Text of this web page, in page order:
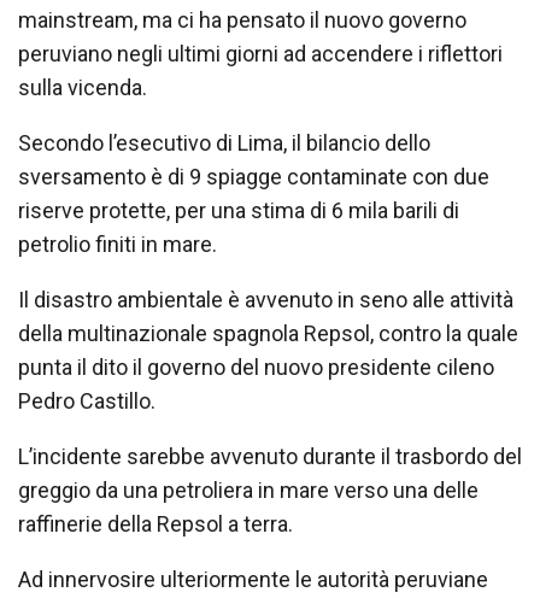
mainstream, ma ci ha pensato il nuovo governo
peruviano negli ultimi giorni ad accendere i riflettori
sulla vicenda.
Secondo l’esecutivo di Lima, il bilancio dello
sversamento è di 9 spiagge contaminate con due
riserve protette, per una stima di 6 mila barili di
petrolio finiti in mare.
Il disastro ambientale è avvenuto in seno alle attività
della multinazionale spagnola Repsol, contro la quale
punta il dito il governo del nuovo presidente cileno
Pedro Castillo.
L’incidente sarebbe avvenuto durante il trasbordo del
greggio da una petroliera in mare verso una delle
raffinerie della Repsol a terra.
Ad innervosire ulteriormente le autorità peruviane